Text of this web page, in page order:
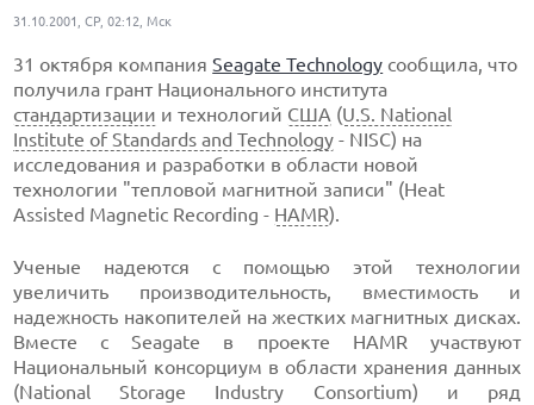
31.10.2001, СР, 02:12, Мск
31 октября компанияSeagate Technology сообщила, что
получила грант Национального института
стандартизации и технологий США (U.S. National
Institute of Standards and Technology - NISC) на
исследования и разработки в области новой
технологии "тепловой магнитной записи" (Heat
Assisted Magnetic Recording - HAMR).
Ученые надеются с помощью этой технологии
увеличить производительность, вместимость и
надежность накопителей на жестких магнитных дисках.
Вместе с Seagate в проекте HAMR участвуют
Национальный консорциум в области хранения данных
(National Storage Industry Consortium) и ряд